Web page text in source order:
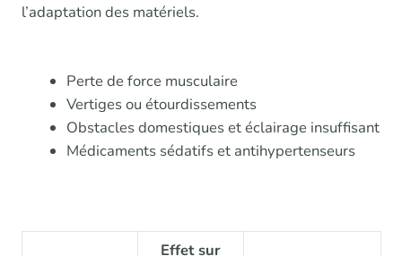
l’adaptation des matériels.
Perte de force musculaire
Vertiges ou étourdissements
Obstacles domestiques et éclairage insuffisant
Médicaments sédatifs et antihypertenseurs
Effet sur